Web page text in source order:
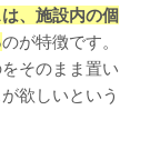
、施設内の個
のが特徴です。
そのまま置い
欲しいという